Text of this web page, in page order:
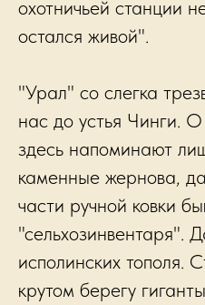
охотничьей станции
остался живой".
"Урал" со слегка
нас до устья Чинги.
здесь напоминают
каменные жернова,
части ручной ковки
"сельхозинвентаря".
исполинских тополя.
крутом берегу